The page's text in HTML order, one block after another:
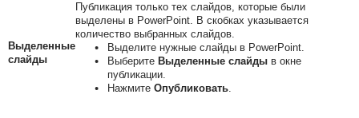
Выделенные
слайды
Публикация только тех слайдов, которые были
выделены в PowerPoint. В скобках указывается
количество выбранных слайдов.
Выделите нужные слайды в PowerPoint.
Выберите Выделенные слайдыв окне
публикации.
Нажмите Опубликовать.